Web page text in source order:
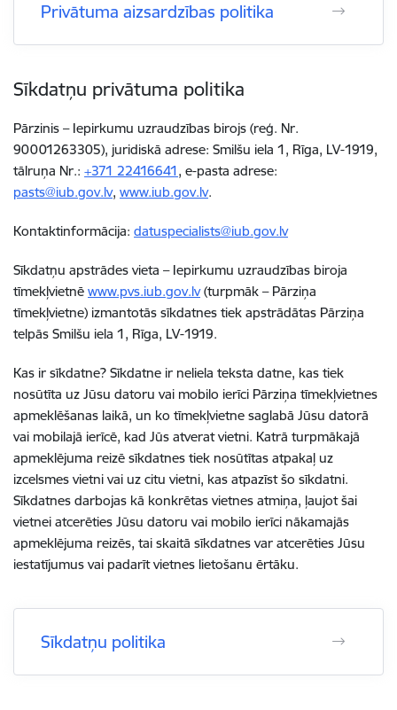
Privātuma aizsardzības politika
Sīkdatņu privātuma politika
Pārzinis – Iepirkumu uzraudzības birojs (reģ. Nr.
90001263305), juridiskā adrese: Smilšu iela 1, Rīga, LV-1919,
tālruņa Nr.: +371 22416641, e-pasta adrese:
pasts@iub.gov.lv, www.iub.gov.lv.
Kontaktinformācija: datuspecialists@iub.gov.lv
Sīkdatņu apstrādes vieta – Iepirkumu uzraudzības biroja
tīmekļvietnē www.pvs.iub.gov.lv(turpmāk – Pārziņa
tīmekļvietne) izmantotās sīkdatnes tiek apstrādātas Pārziņa
telpās Smilšu iela 1, Rīga, LV-1919.
Kas ir sīkdatne? Sīkdatne ir neliela teksta datne, kas tiek
nosūtīta uz Jūsu datoru vai mobilo ierīci Pārziņa tīmekļvietnes
apmeklēšanas laikā, un ko tīmekļvietne saglabā Jūsu datorā
vai mobilajā ierīcē, kad Jūs atverat vietni. Katrā turpmākajā
apmeklējuma reizē sīkdatnes tiek nosūtītas atpakaļ uz
izcelsmes vietni vai uz citu vietni, kas atpazīst šo sīkdatni.
Sīkdatnes darbojas kā konkrētas vietnes atmiņa, ļaujot šai
vietnei atcerēties Jūsu datoru vai mobilo ierīci nākamajās
apmeklējuma reizēs, tai skaitā sīkdatnes var atcerēties Jūsu
iestatījumus vai padarīt vietnes lietošanu ērtāku.
Sīkdatņu politika